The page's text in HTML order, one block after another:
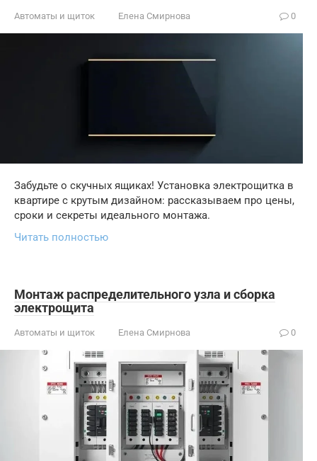
Автоматы и щиток Елена Смирнова 0
Забудьте о скучных ящиках! Установка электрощитка в
квартире с крутым дизайном: рассказываем про цены,
сроки и секреты идеального монтажа.
Читать полностью
Монтаж распределительного узла и сборка
электрощита
Автоматы и щиток Елена Смирнова 0